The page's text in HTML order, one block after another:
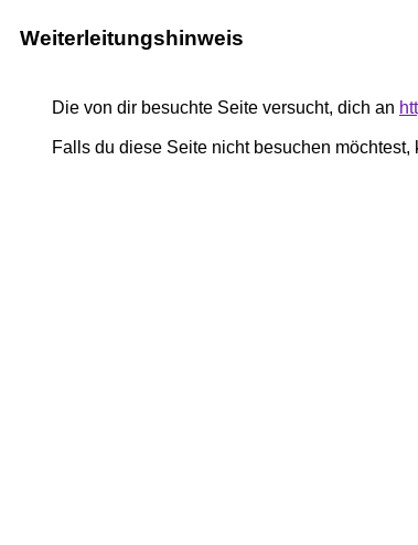
Weiterleitungshinweis
Die von dir besuchte Seite versucht, dich an
Falls du diese Seite nicht besuchen möchtest,